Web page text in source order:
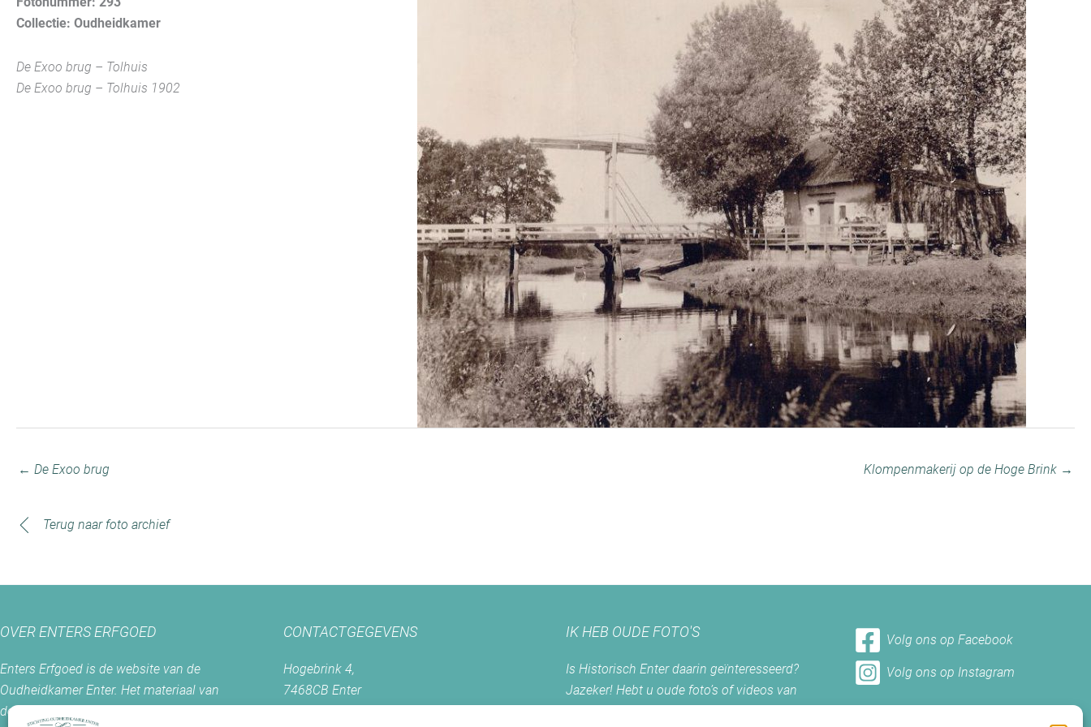
Collectie: Oudheidkamer
De Exoo brug – Tolhuis
De Exoo brug – Tolhuis 1902
← De Exoo brug Klompenmakerij op de Hoge Brink →
Terug naar foto archief
OVER ENTERS ERFGOED
Enters Erfgoed is de website van de
Oudheidkamer Enter. Het materiaal van
deze site mag slechts worden gebruikt
CONTACTGEGEVENS
Hogebrink 4,
7468CB Enter
IK HEB OUDE FOTO'S
Is Historisch Enter daarin geïnteresseerd?
Jazeker! Hebt u oude foto’s of videos van
Volg ons op Facebook
Volg ons op Instagram